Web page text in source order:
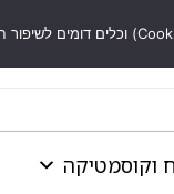
וקוסמטיקה